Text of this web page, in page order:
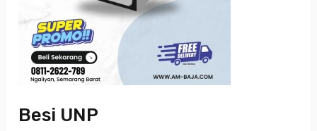
Besi UNP